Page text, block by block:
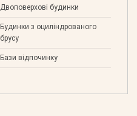
Двоповерхові будинки
Будинки з оциліндрованого
брусу
Бази відпочинку